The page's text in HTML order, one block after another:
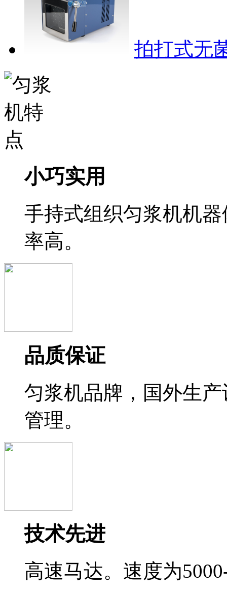
拍打式无
小巧实用
手持式组织匀浆机机
率高。
品质保证
匀浆机品牌，国外生
管理。
技术先进
高速马达。速度为